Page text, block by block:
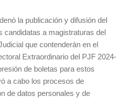
la publicación y difusión del
candidatas a magistraturas del
que contenderán en el
Extraordinario del PJF 2024-
de boletas para estos
a cabo los procesos de
de datos personales y de